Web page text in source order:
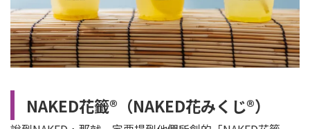
NAKED花籤®（NAKED花みくじ®）